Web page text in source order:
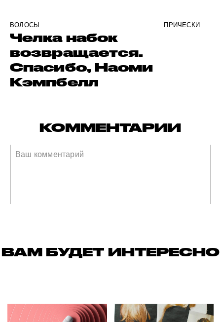
ВОЛОСЫ ПРИЧЕСКИ
Челка набок
возвращается.
Спасибо, Наоми
Кэмпбелл
КОММЕНТАРИИ
ВАМ БУДЕТ ИНТЕРЕСНО